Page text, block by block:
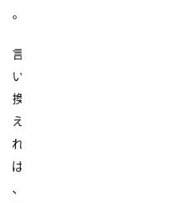
。
言
い
換
え
れ
ば
、